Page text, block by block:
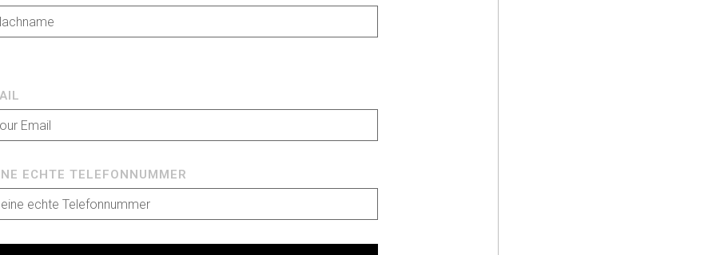
ECHTE TELEFONNUMMER